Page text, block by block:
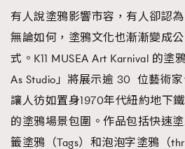
有人說塗鴉影響市容，有人卻認
無論如何，塗鴉文化也漸漸變成
式。K11 MUSEA Art Karnival 的
As Studio」將展示逾 30 位藝術
讓人彷如置身1970年代紐約地下
的塗鴉場景包圍。作品包括快速
籤塗鴉（Tags）和泡泡字塗鴉（